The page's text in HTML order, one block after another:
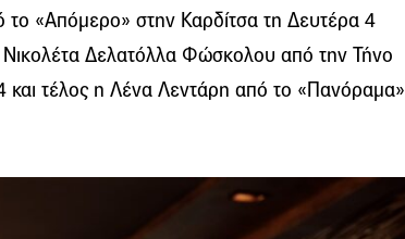
το «Απόμερο» στην Καρδίτσα τη Δευτέρα 4
Δελατόλλα Φώσκολου από την Τήνο
και τέλος η Λένα Λεντάρη από το «Πανόραμα»